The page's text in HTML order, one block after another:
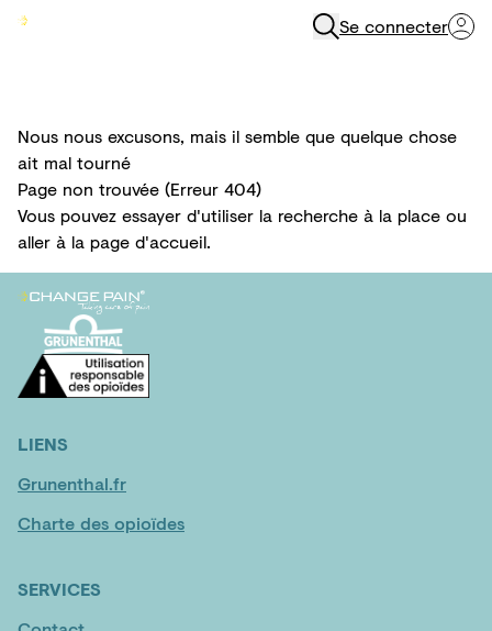
Se connecter
Nous nous excusons, mais il semble que quelque chose
ait mal tourné
Page non trouvée (Erreur 404)
Vous pouvez essayer d'utiliser la recherche à la place ou
aller à la page d'accueil.
LIENS
Grunenthal.fr
Charte des opioïdes
SERVICES